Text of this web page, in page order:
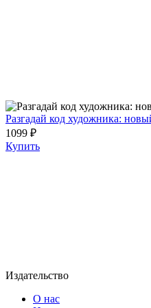
Разгадай код художника:
1099 ₽
Купить
Издательство
О нас